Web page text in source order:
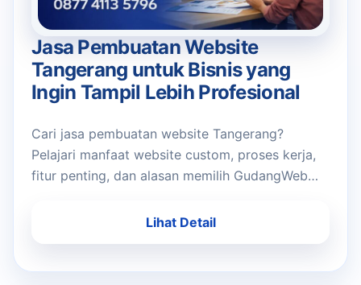
Jasa Pembuatan Website
Tangerang untuk Bisnis yang
Ingin Tampil Lebih Profesional
Cari jasa pembuatan website Tangerang?
Pelajari manfaat website custom, proses kerja,
fitur penting, dan alasan memilih GudangWeb
Lihat Detail